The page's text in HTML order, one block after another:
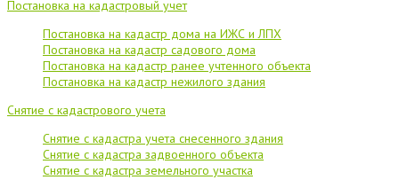
Постановка на кадастровый учет
Постановка на кадастр дома на ИЖС и ЛПХ
Постановка на кадастр садового дома
Постановка на кадастр ранее учтенного объекта
Постановка на кадастр нежилого здания
Снятие с кадастрового учета
Снятие с кадастра учета снесенного здания
Снятие с кадастра задвоенного объекта
Снятие с кадастра земельного участка